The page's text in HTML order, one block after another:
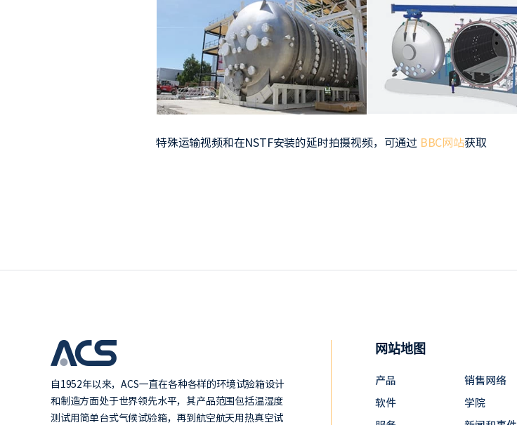
特殊运输视频和在NSTF安装的延时拍摄视频，可通过 BBC网站获取
自1952年以来，ACS一直在各种各样的环境试验箱设计
和制造方面处于世界领先水平，其产品范围包括温湿度
测试用简单台式气候试验箱，再到航空航天用热真空试
网站地图
产品
软件
销售网络
学院